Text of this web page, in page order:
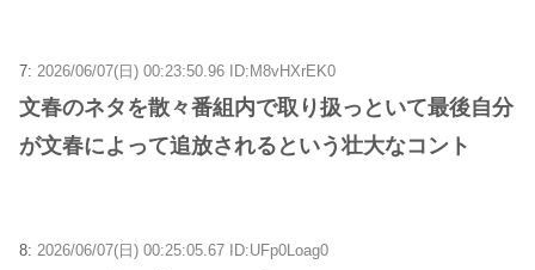
7: 2026/06/07(日) 00:23:50.96 ID:M8vHXrEK0
文春のネタを散々番組内で取り扱っといて最後自分
が文春によって追放されるという壮大なコント
8: 2026/06/07(日) 00:25:05.67 ID:UFp0Loag0